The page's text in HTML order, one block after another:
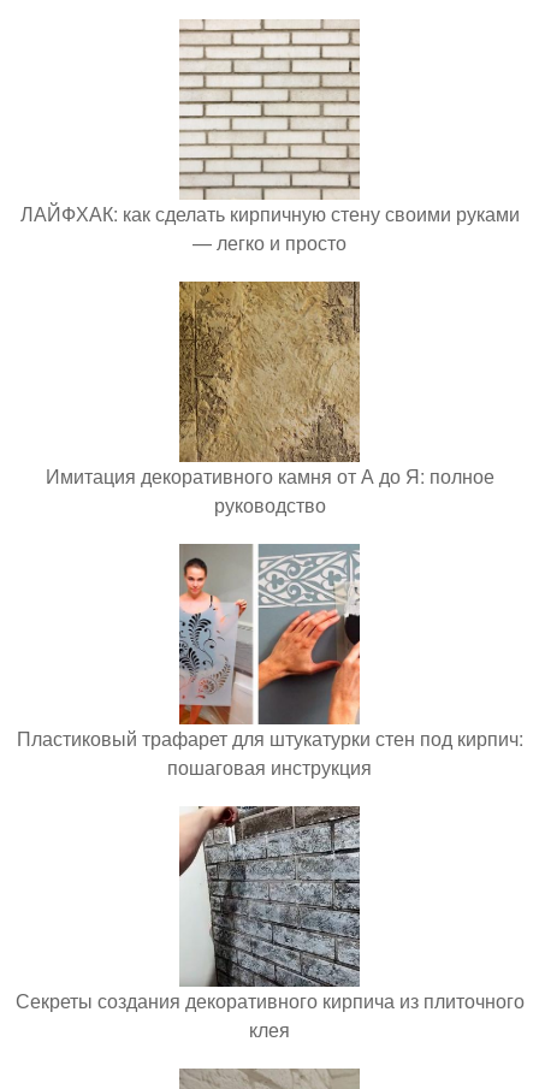
ЛАЙФХАК: как сделать кирпичную стену своими руками
— легко и просто
Имитация декоративного камня от А до Я: полное
руководство
Пластиковый трафарет для штукатурки стен под кирпич:
пошаговая инструкция
Секреты создания декоративного кирпича из плиточного
клея